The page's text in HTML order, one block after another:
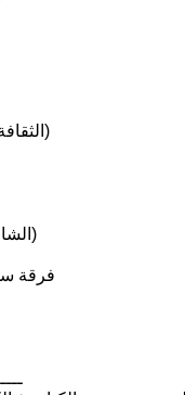
(الثقافة الجديدة: اسم عريق.. تجربة حيّة متواصلة)
(الشاعر الكبير عريان السيد خلف + أدهم عادل)
فرقة